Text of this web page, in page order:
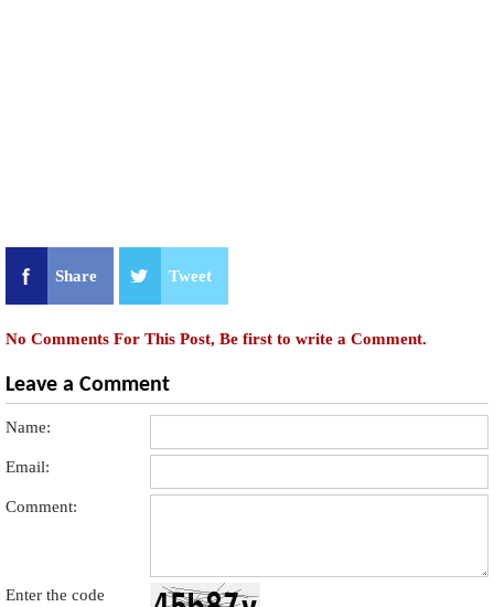
Share Tweet
No Comments For This Post, Be first to write a Comment.
Leave a Comment
Name:
Email:
Comment:
Enter the code